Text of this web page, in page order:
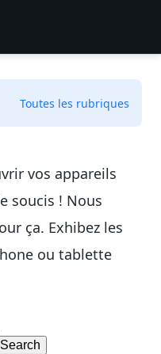
Toutes les rubriques
vos appareils
soucis ! Nous
ça. Exhibez les
ou tablette